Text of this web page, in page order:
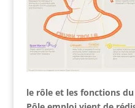
le rôle et les fonctions